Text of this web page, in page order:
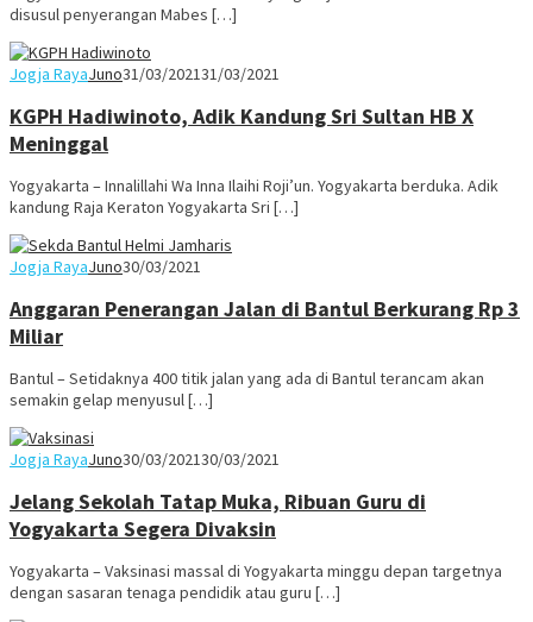
disusul penyerangan Mabes […]
Jogja RayaJuno31/03/202131/03/2021
KGPH Hadiwinoto, Adik Kandung Sri Sultan HB X
Meninggal
Yogyakarta – Innalillahi Wa Inna Ilaihi Roji’un. Yogyakarta berduka. Adik
kandung Raja Keraton Yogyakarta Sri […]
Jogja RayaJuno30/03/2021
Anggaran Penerangan Jalan di Bantul Berkurang Rp 3
Miliar
Bantul – Setidaknya 400 titik jalan yang ada di Bantul terancam akan
semakin gelap menyusul […]
Jogja RayaJuno30/03/202130/03/2021
Jelang Sekolah Tatap Muka, Ribuan Guru di
Yogyakarta Segera Divaksin
Yogyakarta – Vaksinasi massal di Yogyakarta minggu depan targetnya
dengan sasaran tenaga pendidik atau guru […]